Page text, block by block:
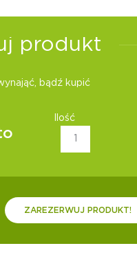
produkt
bądź kupić
Ilość
ZAREZERWUJ PRODUKT!